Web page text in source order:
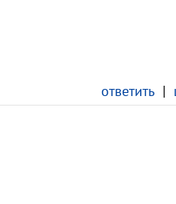
ответить |